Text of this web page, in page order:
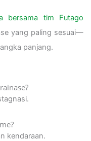
bersama tim Futago
yang paling sesuai—
panjang.
kendaraan.